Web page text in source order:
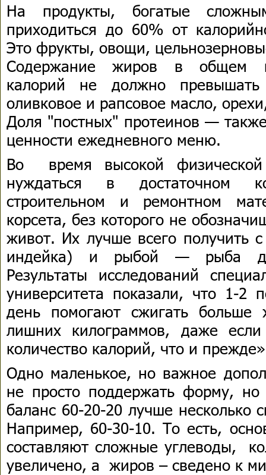
На продукты, богатые
приходиться до 60% от
Это фрукты, овощи,
Содержание жиров в общем
калорий не должно
оливковое и рапсовое масло,
Доля "постных" протеинов —
ценности ежедневного меню.
Во время высокой физической
нуждаться в достаточном
строительном и ремонтном
корсета, без которого не
живот. Их лучше всего получить
индейка) и рыбой — рыба
Результаты исследований
университета показали, что 1-2
день помогают сжигать
лишних килограммов, даже
количество калорий, что и
Одно маленькое, но важное
не просто поддержать форму,
баланс 60-20-20 лучше несколько
Например, 60-30-10. То есть,
составляют сложные углеводы,
увеличено, а жиров – сведено к